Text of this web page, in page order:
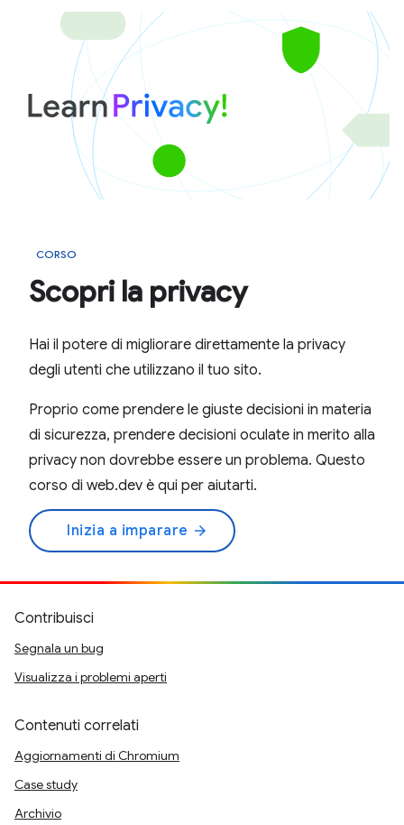
CORSO
Scopri la privacy
Hai il potere di migliorare direttamente la privacy
degli utenti che utilizzano il tuo sito.
Proprio come prendere le giuste decisioni in materia
di sicurezza, prendere decisioni oculate in merito alla
privacy non dovrebbe essere un problema. Questo
corso di web.dev è qui per aiutarti.
Inizia a imparare arrow_forward
Contribuisci
Segnala un bug
Visualizza i problemi aperti
Contenuti correlati
Aggiornamenti di Chromium
Case study
Archivio